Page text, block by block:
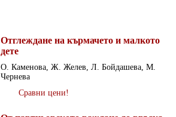
Отглеждане на кърмачето и малкото
дете
О. Каменова, Ж. Желев, Л. Бойдашева, М.
Чернева
Сравни цени!